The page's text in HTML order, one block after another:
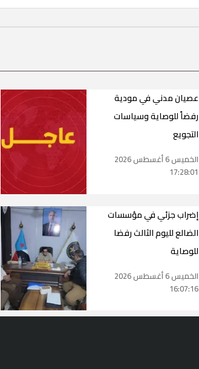
عصيان مدني في مودية
رفضاً للوصاية وسياسات
التجويع
الخميس 6 أغسطس 2026
17:28:01
إضراب جزئي في مؤسسات
الضالع لليوم الثالث رفضا
للوصاية
الخميس 6 أغسطس 2026
16:07:16